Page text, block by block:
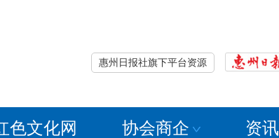
惠州日报社旗下平台资源
色文化网 协会商企 资